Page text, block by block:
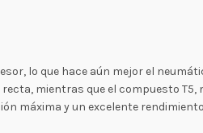
lo que hace aún mejor el
mientras que el compuesto T5,
máxima y un excelente